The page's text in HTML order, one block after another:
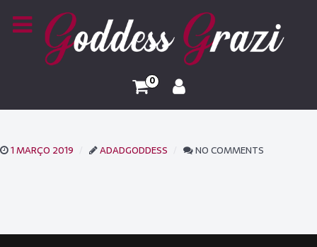
0
1 MARÇO 2019 ADADGODDESS NO COMMENTS